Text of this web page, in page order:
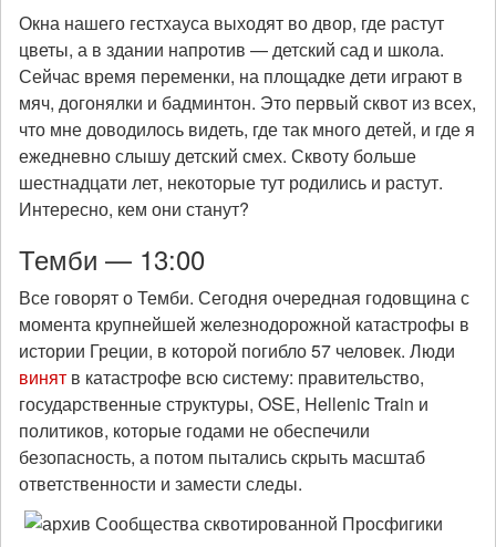
Окна нашего гестхауса выходят во двор, где растут
цветы, а в здании напротив — детский сад и школа.
Сейчас время переменки, на площадке дети играют в
мяч, догонялки и бадминтон. Это первый сквот из всех,
что мне доводилось видеть, где так много детей, и где я
ежедневно слышу детский смех. Сквоту больше
шестнадцати лет, некоторые тут родились и растут.
Интересно, кем они станут?
Темби — 13:00
Все говорят о Темби. Сегодня очередная годовщина с
момента крупнейшей железнодорожной катастрофы в
истории Греции, в которой погибло 57 человек. Люди
винят в катастрофе всю систему: правительство,
государственные структуры, OSE, Hellenic Train и
политиков, которые годами не обеспечили
безопасность, а потом пытались скрыть масштаб
ответственности и замести следы.